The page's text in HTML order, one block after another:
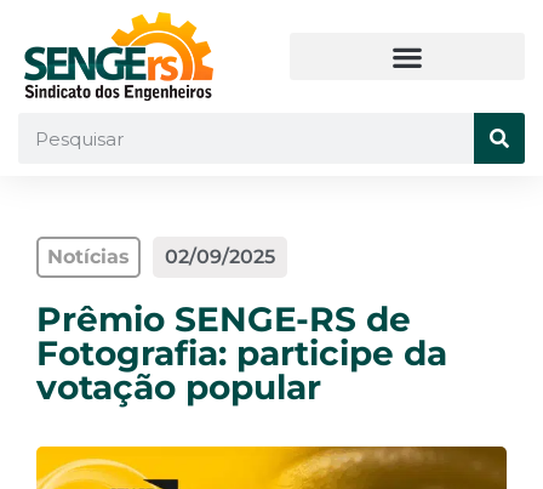
Notícias 02/09/2025
Prêmio SENGE-RS de
Fotografia: participe da
votação popular